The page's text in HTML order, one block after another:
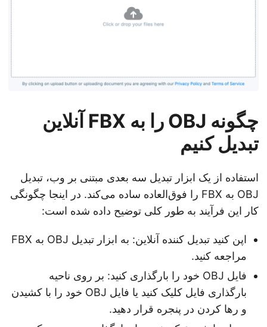
چگونه OBJ را به FBX آنلاین
تبدیل کنیم
استفاده از یک ابزار تبدیل سه بعدی مبتنی بر وب، تبدیل
OBJ به FBX را فوق‌العاده ساده می‌کند. در اینجا چگونگی
کار این فرآیند به طور کلی توضیح داده شده است:
اپن کنید تبدیل کننده آنلاین: به ابزار تبدیل OBJ به FBX
مراجعه کنید.
فایل OBJ خود را بارگذاری کنید: بر روی ناحیه
بارگذاری فایل کلیک کنید یا فایل OBJ خود را با کشیدن
و رها کردن در پنجره قرار دهید.